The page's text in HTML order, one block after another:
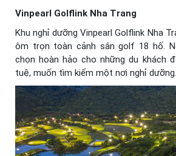
Vinpearl Golflink Nha Trang
Khu nghỉ dưỡng Vinpearl Golflink Nha
ôm trọn toàn cảnh sân golf 18 hố.
chọn hoàn hảo cho những du khách
tuệ, muốn tìm kiếm một nơi nghỉ dưỡng.